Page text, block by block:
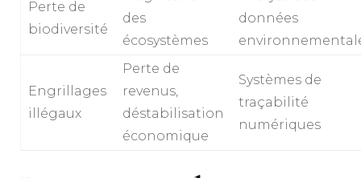
Perte de
biodiversité
des
écosystèmes
données
Engrillages
illégaux
Perte de
revenus,
déstabilisation
économique
Systèmes de
traçabilité
numériques